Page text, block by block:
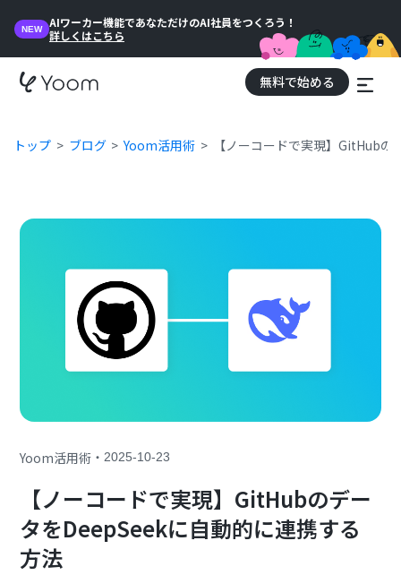
NEW
AIワーカー機能であなただけのAI社員をつくろう！
詳しくはこちら
無料で始める
トップ ブログ Yoom活用術 【ノーコードで実現】GitHub
Yoom活用術 ・2025-10-23
【ノーコードで実現】GitHubのデー
タをDeepSeekに自動的に連携する
方法